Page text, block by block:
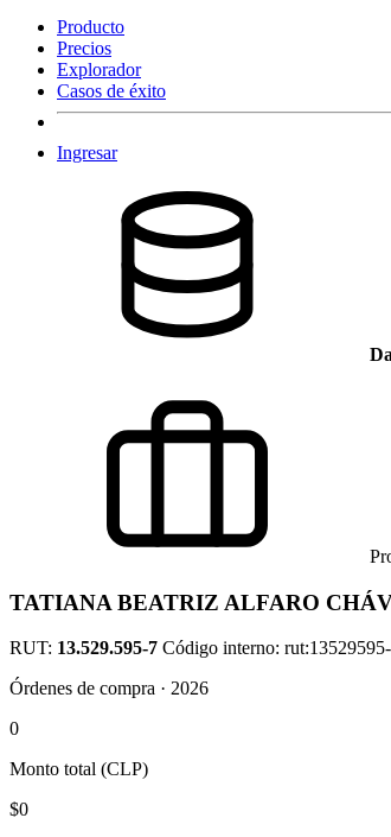
Producto
Precios
Explorador
Casos de éxito
Ingresar
TATIANA BEATRIZ ALFARO
RUT: 13.529.595-7 Código interno:
Órdenes de compra · 2026
0
Monto total (CLP)
$0